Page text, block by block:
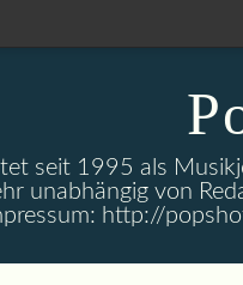
seit 1995 als
unabhängig von
http://